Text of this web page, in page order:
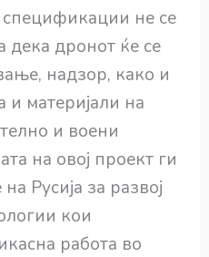
не се
дека дронот ќе се
надзор, како и
и материјали на
и воени
на овој проект ги
Русија за развој
кои
работа во